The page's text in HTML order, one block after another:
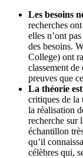
Les besoins
recherches
elles n’ont
des besoins.
College) ont
classement
preuves que
La théorie
critiques de la
la réalisation
recherche sur
échantillon
qu’il
célèbres qui,